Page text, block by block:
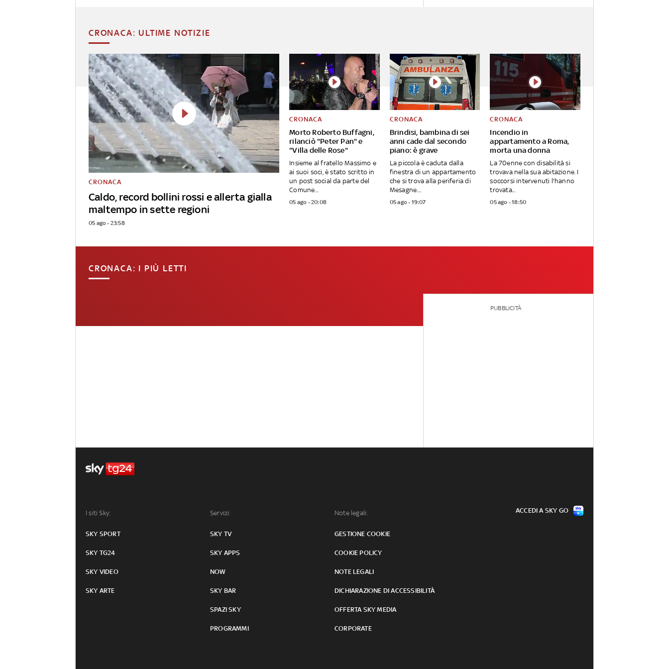
CRONACA: ULTIME NOTIZIE
Caldo, record bollini rossi e allerta gialla
maltempo in sette regioni
CRONACA
05 ago - 23:58
Morto Roberto Buffagni,
rilanciò "Peter Pan" e
"Villa delle Rose"
CRONACA
Insieme al fratello Massimo e
ai suoi soci, è stato scritto in
un post social da parte del
Comune...
05 ago - 20:08
Brindisi, bambina di sei
anni cade dal secondo
piano: è grave
CRONACA
La piccola è caduta dalla
finestra di un appartamento
che si trova alla periferia di
Mesagne....
05 ago - 19:07
Incendio in
appartamento a Roma,
morta una donna
CRONACA
La 70enne con disabilità si
trovava nella sua abitazione. I
soccorsi intervenuti l'hanno
trovata...
05 ago - 18:50
CRONACA: I PIÙ LETTI
PUBBLICITÀ
I siti Sky:
SKY SPORT
SKY TG24
SKY VIDEO
SKY ARTE
Servizi:
SKY TV
SKY APPS
NOW
SKY BAR
SPAZI SKY
PROGRAMMI
Note legali:
GESTIONE COOKIE
COOKIE POLICY
NOTE LEGALI
DICHIARAZIONE DI ACCESSIBILITÀ
OFFERTA SKY MEDIA
CORPORATE
ACCEDI A SKY GO